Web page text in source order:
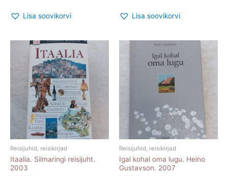
Lisa soovikorvi Lisa soovikorvi
Reisijuhid, reisikirjad
Itaalia. Silmaringi reisijuht.
2003
Reisijuhid, reisikirjad
Igal kohal oma lugu. Heino
Gustavson. 2007